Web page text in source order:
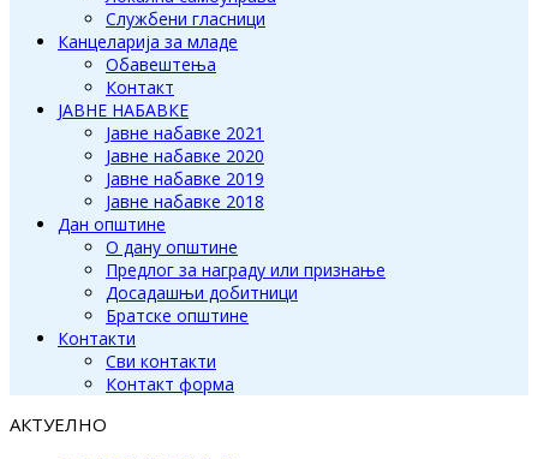
Службени гласници
Канцеларија за младе
Обавештења
Контакт
ЈАВНЕ НАБАВКЕ
Јавне набавке 2021
Јавне набавке 2020
Јавне набавке 2019
Јавне набавке 2018
Дан општине
О дану општине
Предлог за награду или признање
Досадашњи добитници
Братске општине
Контакти
Сви контакти
Контакт форма
АКТУЕЛНО